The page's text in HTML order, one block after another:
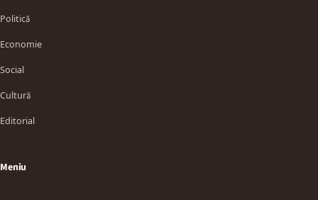
Politică
Economie
Social
Cultură
Editorial
Meniu